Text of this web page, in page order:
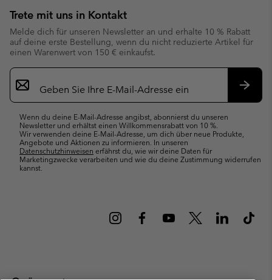
Trete mit uns in Kontakt
Melde dich für unseren Newsletter an und erhalte 10 % Rabatt
auf deine erste Bestellung, wenn du nicht reduzierte Artikel für
einen Warenwert von 150 € einkaufst.
Newsletter-
Anmeldung
Wenn du deine E-Mail-Adresse angibst, abonnierst du unseren
Newsletter und erhältst einen Willkommensrabatt von 10 %.
Wir verwenden deine E-Mail-Adresse, um dich über neue Produkte,
Angebote und Aktionen zu informieren. In unseren
Datenschutzhinweisen erfährst du, wie wir deine Daten für
Marketingzwecke verarbeiten und wie du deine Zustimmung widerrufen
kannst.